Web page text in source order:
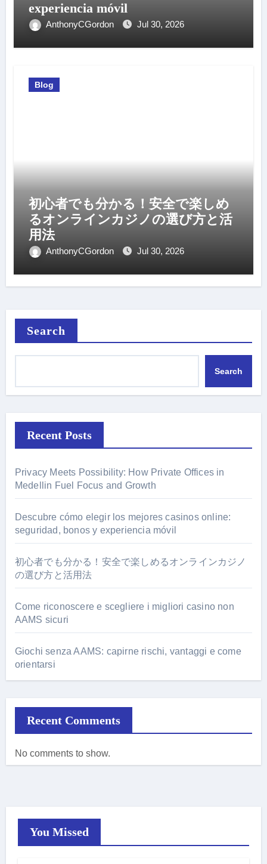
experiencia móvil
AnthonyCGordon Jul 30, 2026
Blog
初心者でも分かる！安全で楽しめ
るオンラインカジノの選び方と活
用法
AnthonyCGordon Jul 30, 2026
Search
Search
Recent Posts
Privacy Meets Possibility: How Private Offices in
Medellin Fuel Focus and Growth
Descubre cómo elegir los mejores casinos online:
seguridad, bonos y experiencia móvil
初心者でも分かる！安全で楽しめるオンラインカジノ
の選び方と活用法
Come riconoscere e scegliere i migliori casino non
AAMS sicuri
Giochi senza AAMS: capirne rischi, vantaggi e come
orientarsi
Recent Comments
No comments to show.
You Missed